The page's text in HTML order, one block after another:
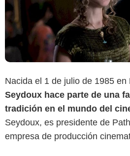
Nacida el 1 de julio de 1985 en
Seydoux hace parte de una
tradición en el mundo del
Seydoux, es presidente de
empresa de producción
Reuters